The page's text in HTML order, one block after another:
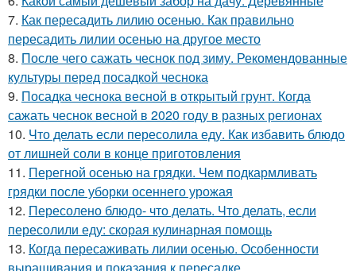
7. Как пересадить лилию осенью. Как правильно
пересадить лилии осенью на другое место
8. После чего сажать чеснок под зиму. Рекомендованные
культуры перед посадкой чеснока
9. Посадка чеснока весной в открытый грунт. Когда
сажать чеснок весной в 2020 году в разных регионах
10. Что делать если пересолила еду. Как избавить блюдо
от лишней соли в конце приготовления
11. Перегной осенью на грядки. Чем подкармливать
грядки после уборки осеннего урожая
12. Пересолено блюдо- что делать. Что делать, если
пересолили еду: скорая кулинарная помощь
13. Когда пересаживать лилии осенью. Особенности